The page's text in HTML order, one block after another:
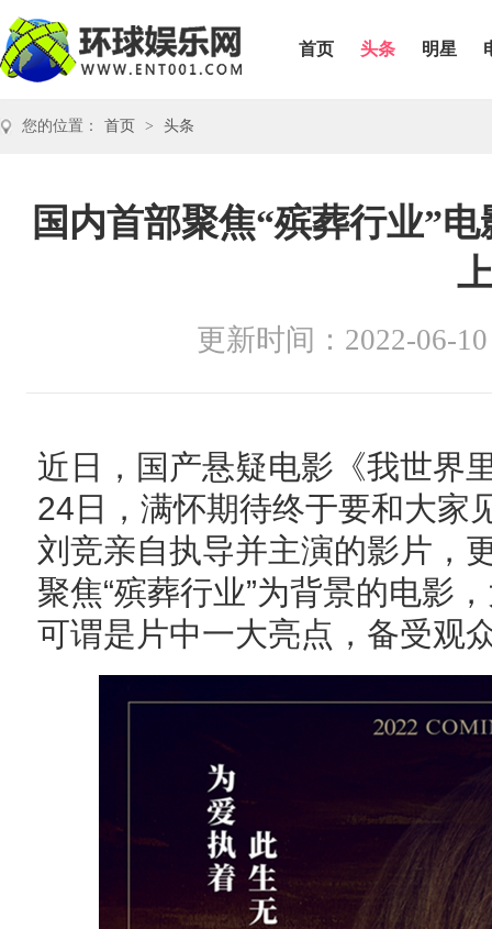
首页 头条 明星
您的位置： 首页 > 头条
国内首部聚焦“殡葬行业”
更新时间：2022-06-10
近日，国产悬疑电影《我世界
24日，满怀期待终于要和大家
刘竞亲自执导并主演的影片，
聚焦“殡葬行业”为背景的电影
可谓是片中一大亮点，备受观